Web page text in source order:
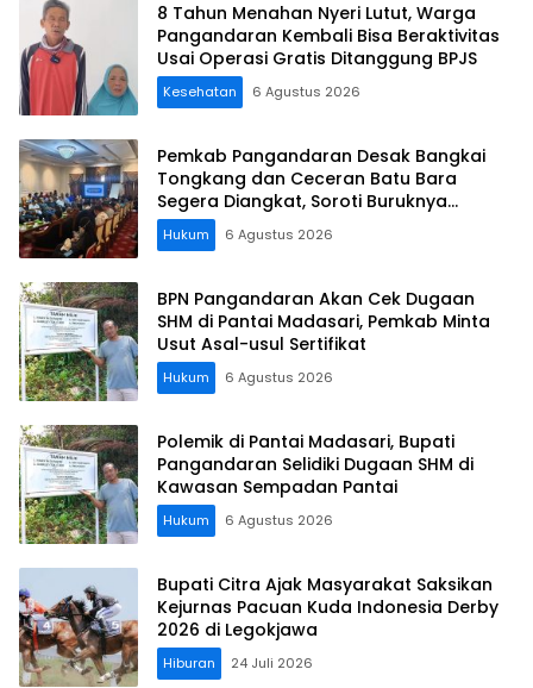
8 Tahun Menahan Nyeri Lutut, Warga
Pangandaran Kembali Bisa Beraktivitas
Usai Operasi Gratis Ditanggung BPJS
Kesehatan 6 Agustus 2026
Pemkab Pangandaran Desak Bangkai
Tongkang dan Ceceran Batu Bara
Segera Diangkat, Soroti Buruknya
Koordinasi Perusahaan
Hukum 6 Agustus 2026
BPN Pangandaran Akan Cek Dugaan
SHM di Pantai Madasari, Pemkab Minta
Usut Asal-usul Sertifikat
Hukum 6 Agustus 2026
Polemik di Pantai Madasari, Bupati
Pangandaran Selidiki Dugaan SHM di
Kawasan Sempadan Pantai
Hukum 6 Agustus 2026
Bupati Citra Ajak Masyarakat Saksikan
Kejurnas Pacuan Kuda Indonesia Derby
2026 di Legokjawa
Hiburan 24 Juli 2026